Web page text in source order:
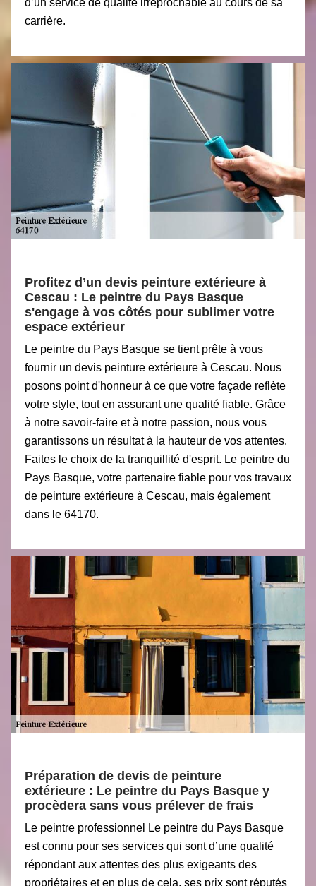
d’un service de qualité irréprochable au cours de sa
carrière.
Profitez d’un devis peinture extérieure à
Cescau : Le peintre du Pays Basque
s'engage à vos côtés pour sublimer votre
espace extérieur
Le peintre du Pays Basque se tient prête à vous
fournir un devis peinture extérieure à Cescau. Nous
posons point d'honneur à ce que votre façade reflète
votre style, tout en assurant une qualité fiable. Grâce
à notre savoir-faire et à notre passion, nous vous
garantissons un résultat à la hauteur de vos attentes.
Faites le choix de la tranquillité d'esprit. Le peintre du
Pays Basque, votre partenaire fiable pour vos travaux
de peinture extérieure à Cescau, mais également
dans le 64170.
Préparation de devis de peinture
extérieure : Le peintre du Pays Basque y
procèdera sans vous prélever de frais
Le peintre professionnel Le peintre du Pays Basque
est connu pour ses services qui sont d’une qualité
répondant aux attentes des plus exigeants des
propriétaires et en plus de cela, ses prix sont réputés